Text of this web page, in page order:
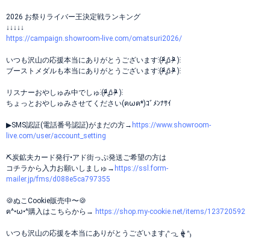
2026 お祭りライバー王決定戦ランキング
↓↓↓↓↓
https://campaign.showroom-live.com/omatsuri2026/
いつも沢山の応援本当にありがとうございます⁝(ᵒ̴̶̷᷄൧̑ ᵒ̴̶̷᷅ )⁝
ブーストメダルも本当にありがとうございます⁝(ᵒ̴̶̷᷄൧̑ ᵒ̴̶̷᷅ )⁝
リスナーおやしゅみ中でしゅ⁝(ᵒ̴̶̷᷄൧̑ ᵒ̴̶̷᷅ )⁝
ちょっとおやしゅみさせてください(ฅωฅ*)ｺﾞﾒﾝﾅｻｲ
▶SMS認証(電話番号認証)がまだの方→ https://www.showroom-
live.com/user/account_setting
⛏炭鉱夫カード発行•アド街っぷ発送ご希望の方は
コチラから入力お願いしましゅ→ https://ssl.form-
mailer.jp/fms/d088e5ca797355
🍪ぬこCookie販売中〜🍪
ฅ^•ω•^購入はこちらから→ https://shop.my-cookie.net/items/123720592
いつも沢山の応援を本当にありがとうございます₍ᐢっ ̫ ʚ̴̶̷̥̀ ᐢ₎